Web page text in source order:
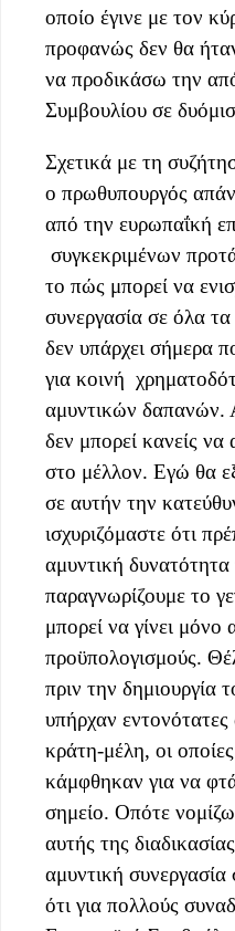
οποίο έγινε με τον
προφανώς δεν θα
να προδικάσω την
Συμβουλίου σε
Σχετικά με τη
ο πρωθυπουργός
από την ευρωπαΐκή
συγκεκριμένων
το πώς μπορεί να
συνεργασία σε όλα
δεν υπάρχει σήμερα
για κοινή
αμυντικών δαπανών.
δεν μπορεί κανείς να
στο μέλλον. Εγώ θα
σε αυτήν την
ισχυριζόμαστε ότι
αμυντική
παραγνωρίζουμε το
μπορεί να γίνει μόνο
προϋπολογισμούς.
πριν την δημιουργία
υπήρχαν
κράτη-μέλη, οι
κάμφθηκαν για να
σημείο. Οπότε
αυτής της
αμυντική
ότι για πολλούς